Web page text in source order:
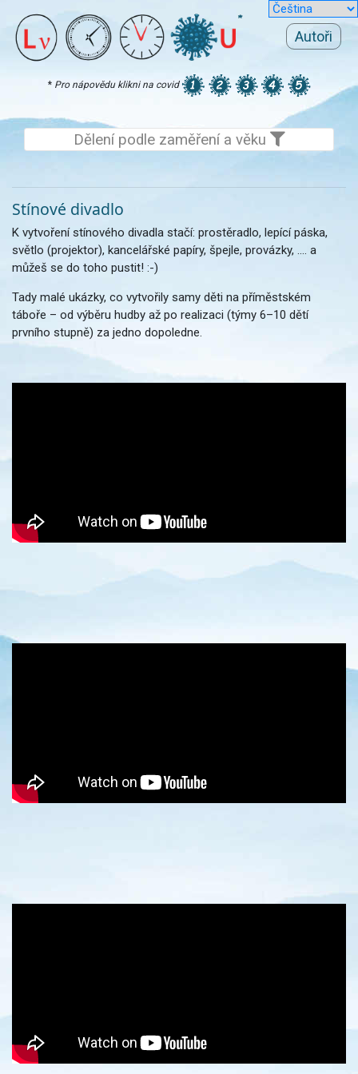
Autoři
* Pro nápovědu klikni na covid
Dělení podle zaměření a věku
Stínové divadlo
K vytvoření stínového divadla stačí: prostěradlo, lepící páska,
světlo (projektor), kancelářské papíry, špejle, provázky, .... a
můžeš se do toho pustit! :-)
Tady malé ukázky, co vytvořily samy děti na příměstském
táboře – od výběru hudby až po realizaci (týmy 6–10 dětí
prvního stupně) za jedno dopoledne.